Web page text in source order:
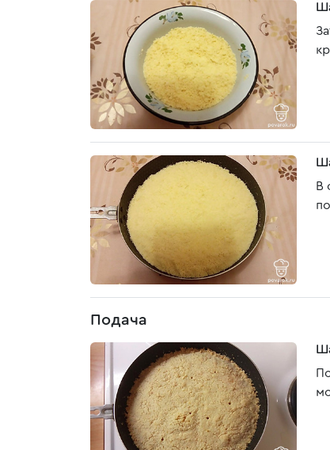
В
Подача